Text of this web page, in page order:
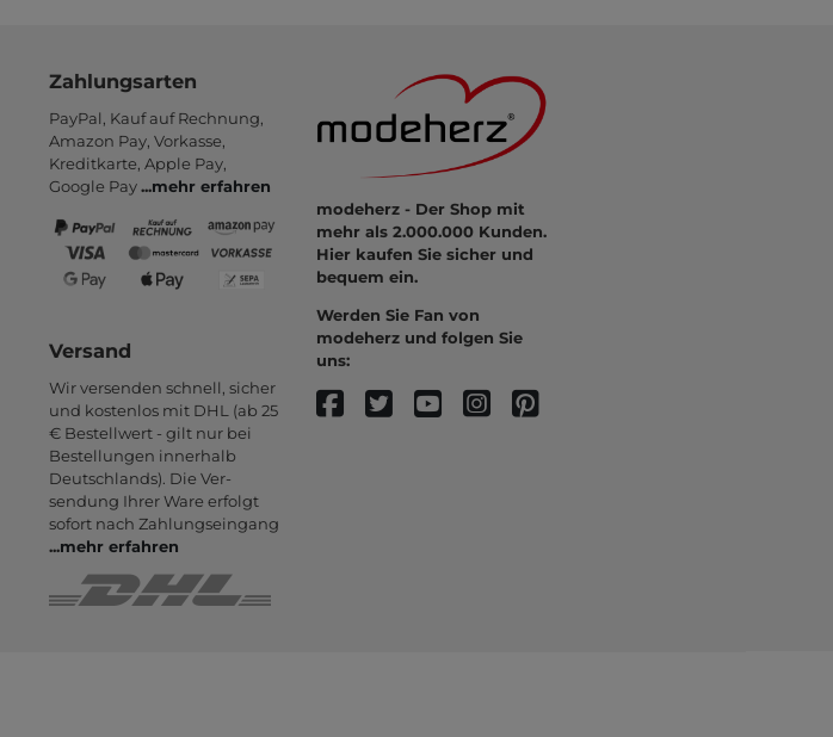
Zahlungsarten
PayPal, Kauf auf Rechnung,
Amazon Pay, Vor­kasse,
Kredit­karte, Apple Pay,
Google Pay...mehr erfahren
Versand
Wir versenden schnell, sicher
und kostenlos mit DHL (ab 25
€ Bestell­wert - gilt nur bei
Bestel­lungen inner­halb
Deutsch­lands). Die Ver­
sendung Ihrer Ware er­folgt
sofort nach Zahlungs­eingang
...mehr erfahren
modeherz - Der Shop mit
mehr als 2.000.000 Kunden.
Hier kaufen Sie sicher und
bequem ein.
Werden Sie Fan von
modeherz und folgen Sie
uns: